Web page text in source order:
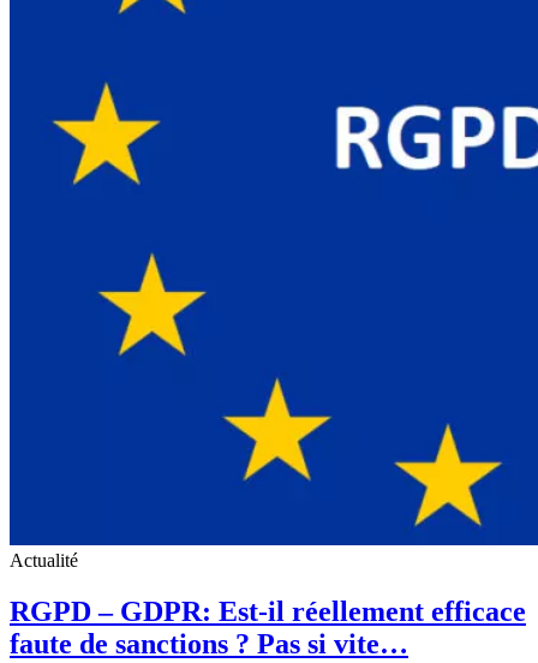
Actualité
RGPD – GDPR: Est-il réellement efficace
faute de sanctions ? Pas si vite…